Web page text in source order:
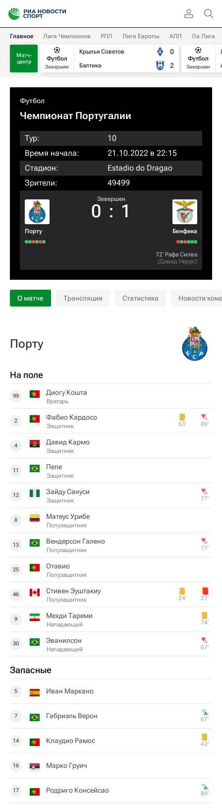
Главное Лига Чемпионов РПЛ Лига Европы АПЛ Ла Лига
Матч-
центр
Футбол
Завершен
Крылья Советов
Балтика
0
2
Футбол
Завершен
Футбол
Чемпионат Португалии
Тур:
10
Время начала:
21.10.2022 в 22:15
Стадион:
Estadio do Dragao
Зрители:
49499
Порту
Завершен
0 : 1
Бенфика
72‎’‎ Рафа Силва
(Давид Нерес)
О матче Трансляция Статистика Новости
Порту
На поле
99 Диогу Кошта
Вратарь
2 Фабио Кардосо
Защитник 63‎’‎ 89‎’‎
4 Давид Кармо
Защитник
11 Пепе
Защитник
12 Зайду Сануси
Защитник 77‎’‎
8 Матеус Урибе
Полузащитник
13 Вендерсон Галено
Полузащитник 77‎’‎
25 Отавио
Полузащитник
46 Стивен Эуштакиу
Полузащитник 24‎’‎ 27‎’‎
9 Мехди Тареми
Нападающий 74‎’‎
30 Эванилсон
Нападающий 67‎’‎
Запасные
5 Иван Маркано
7 Габриэль Верон 67‎’‎
14 Клаудио Рамос 43‎’‎
16 Марко Груич
17 Родриго Консейсао 89‎’‎